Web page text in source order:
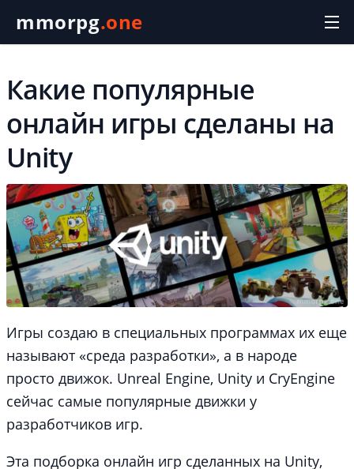
mmorpg.one
Какие популярные
онлайн игры сделаны на
Unity
Игры создаю в специальных программах их еще
называют «среда разработки», а в народе
просто движок. Unreal Engine, Unity и CryEngine
сейчас самые популярные движки у
разработчиков игр.
Эта подборка онлайн игр сделанных на Unity,